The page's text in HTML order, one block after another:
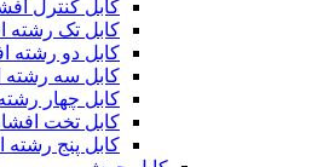
کابل کنترل
کابل تک رشته
کابل دو رشته
کابل سه رشته
کابل چهار
کابل تخت
کابل پنج رشته